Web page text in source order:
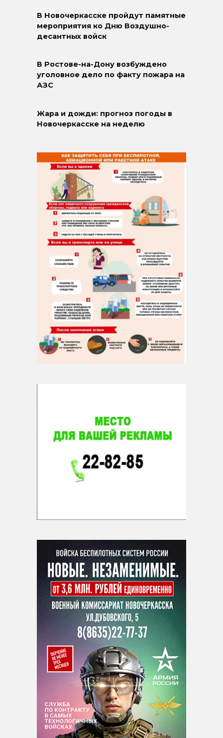
В Новочеркасске пройдут памятные
мероприятия ко Дню Воздушно-
десантных войск
В Ростове-на-Дону возбуждено
уголовное дело по факту пожара на
АЗС
Жара и дожди: прогноз погоды в
Новочеркасске на неделю